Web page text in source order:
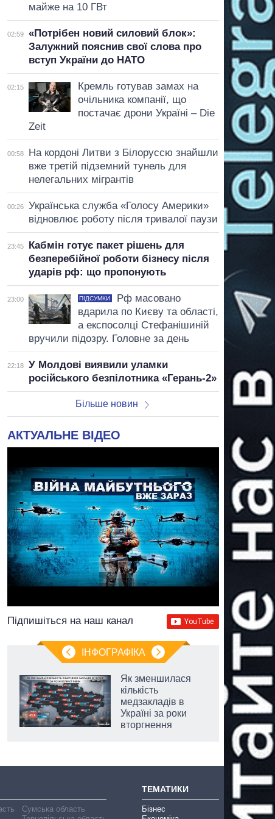
майже на 10 ГВт
02:59
«Потрібен новий силовий блок»:
Залужний пояснив свої слова про
вступ України до НАТО
02:15
Кремль готував замах на
очільника компанії, що
постачає дрони Україні – Die
Zeit
00:58
На кордоні Литви з Білоруссю знайшли
вже третій підземний тунель для
нелегальних мігрантів
00:26
Українська служба «Голосу Америки»
відновлює роботу після тривалої паузи
23:45
Кабмін готує пакет рішень для
безперебійної роботи бізнесу після
ударів рф: що пропонують
23:00 ПІДСУМКИ
Рф масовано
вдарила по Києву та області,
а експосолці Стефанішиній
вручили підозру. Головне за день
22:18
У Молдові виявили уламки
російського безпілотника «Герань-2»
Більше новин
АКТУАЛЬНЕ ВІДЕО
Підпишіться на наш канал
ІНФОГРАФІКА
Як зменшилася
кількість
медзакладів в
Україні за роки
вторгнення
Сумська область
ТЕМАТИКИ
Бізнес